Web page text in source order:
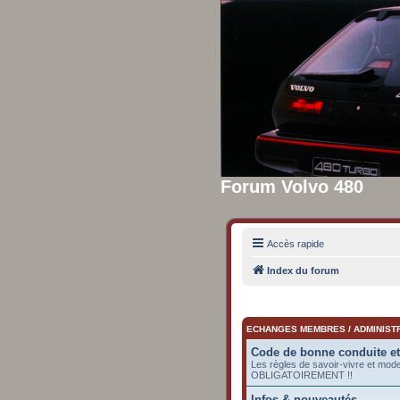
Forum Volvo 480
Accès rapide
Index du forum
ECHANGES MEMBRES /
Code de bonne conduite
Les règles de savoir-vivre et
OBLIGATOIREMENT !!